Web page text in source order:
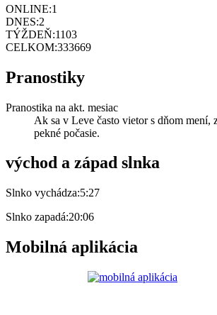
ONLINE:1
DNES:2
TÝŽDEŇ:1103
CELKOM:333669
Pranostiky
Pranostika na akt. mesiac
Ak sa v Leve často vietor s dňom mení,
pekné počasie.
východ a západ slnka
Slnko vychádza:5:27
Slnko zapadá:20:06
Mobilná aplikácia